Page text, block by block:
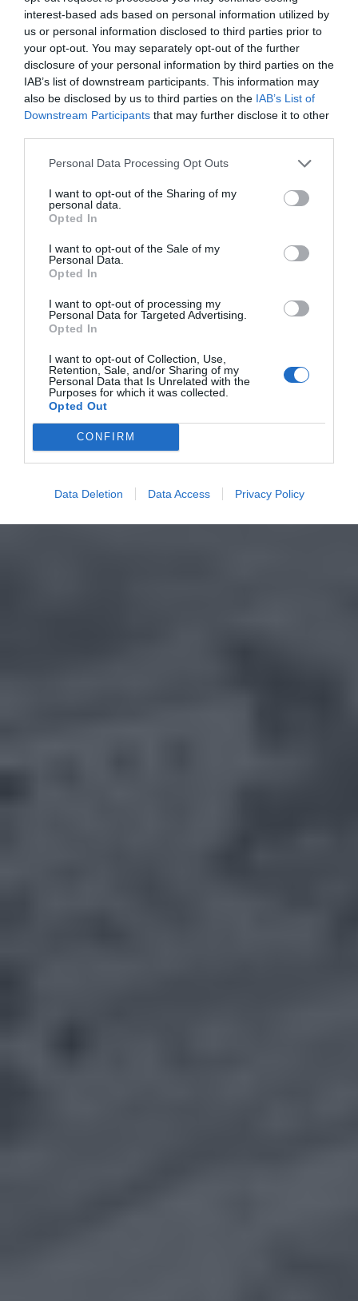
interest-based ads based on personal information utilized by
us or personal information disclosed to third parties prior to
your opt-out. You may separately opt-out of the further
disclosure of your personal information by third parties on the
IAB’s list of downstream participants. This information may
also be disclosed by us to third parties on the IAB’s List of
Downstream Participants that may further disclose it to other
Personal Data Processing Opt Outs
I want to opt-out of the Sharing of my
personal data.
Opted In
I want to opt-out of the Sale of my
Personal Data.
Opted In
I want to opt-out of processing my
Personal Data for Targeted Advertising.
Opted In
I want to opt-out of Collection, Use,
Retention, Sale, and/or Sharing of my
Personal Data that Is Unrelated with the
Purposes for which it was collected.
Opted Out
CONFIRM
Data Deletion Data Access Privacy Policy